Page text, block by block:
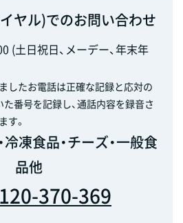
ヤル)でのお問い合わせ
(土日祝日、メーデー、年末年
したお電話は正確な記録と応対の
た番号を記録し、通話内容を録音さ
す。
凍食品・チーズ・一般食
品他
370-369